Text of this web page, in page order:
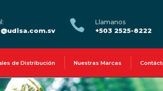

Llamanos
+503 2525-8222
de Distribución Nuestras Marcas